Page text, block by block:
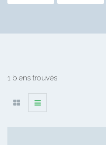
1 biens trouvés